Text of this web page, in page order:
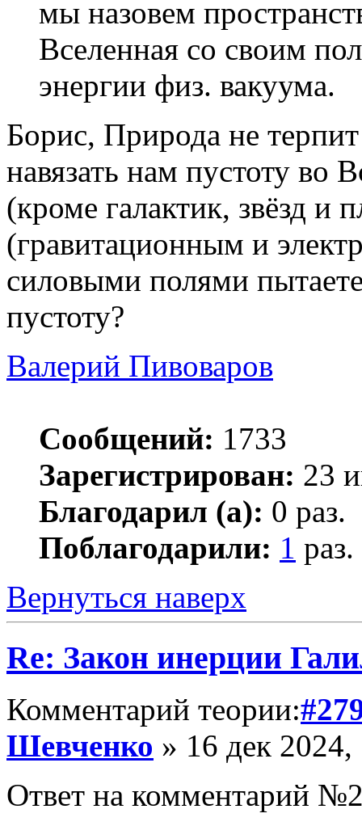
мы назовем
Вселенная со своим
энергии физ. вакуума.
Борис, Природа не
навязать нам пустоту во
(кроме галактик, звёзд и
(гравитационным и
силовыми полями
пустоту?
Валерий Пивоваров
Сообщений: 1733
Зарегистрирован: 23
Благодарил (а): 0 раз.
Поблагодарили: 1 раз.
Вернуться наверх
Re: Закон инерции
Комментарий теории:
Шевченко » 16 дек
Ответ на комментарий